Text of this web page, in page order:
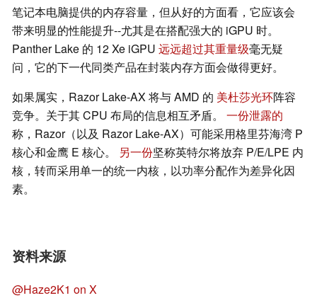
笔记本电脑提供的内存容量，但从好的方面看，它应该会
带来明显的性能提升--尤其是在搭配强大的 iGPU 时。
Panther Lake 的 12 Xe iGPU 远远超过其重量级毫无疑
问，它的下一代同类产品在封装内存方面会做得更好。
如果属实，Razor Lake-AX 将与 AMD 的 美杜莎光环阵容
竞争。关于其 CPU 布局的信息相互矛盾。 一份泄露的
称，Razor（以及 Razor Lake-AX）可能采用格里芬海湾 P
核心和金鹰 E 核心。 另一份坚称英特尔将放弃 P/E/LPE 内
核，转而采用单一的统一内核，以功率分配作为差异化因
素。
资料来源
@Haze2K1 on X